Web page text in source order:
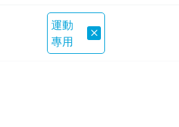
運動
專用